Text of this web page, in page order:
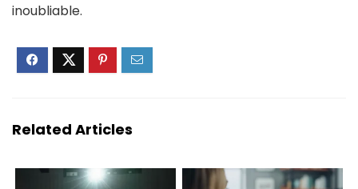
inoubliable.
Related Articles